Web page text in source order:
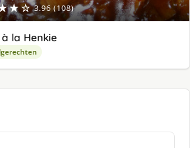
3.96 (108)
la Henkie